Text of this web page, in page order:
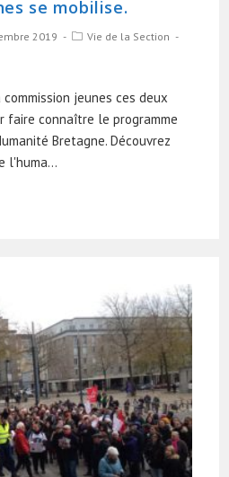
se mobilise.
2019
Vie de la Section
jeunes ces deux
faire connaître le programme
Bretagne. Découvrez
l'huma…